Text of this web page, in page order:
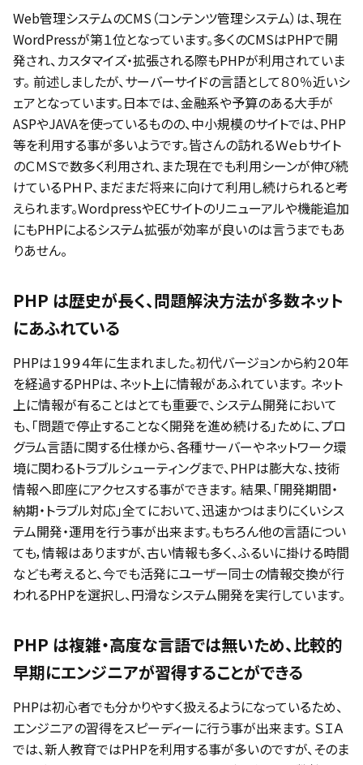
Web管理システムのCMS（コンテンツ管理システム）は、現在
WordPressが第１位となっています。多くのCMSはPHPで開
発され、カスタマイズ・拡張される際もPHPが利用されていま
す。 前述しましたが、サーバーサイドの言語として８０％近いシ
ェアとなっています。日本では、金融系や予算のある大手が
ASPやJAVAを使っているものの、中小規模のサイトでは、PHP
等を利用する事が多いようです。皆さんの訪れるＷｅｂサイト
のＣＭＳで数多く利用され、また現在でも利用シーンが伸び続
けているＰＨＰ、まだまだ将来に向けて利用し続けられると考
えられます。WordpressやECサイトのリニューアルや機能追加
にもPHPによるシステム拡張が効率が良いのは言うまでもあ
りあせん。
PHP は歴史が長く、問題解決方法が多数ネット
にあふれている
PHPは１９９４年に生まれました。初代バージョンから約２０年
を経過するPHPは、ネット上に情報があふれています。 ネット
上に情報が有ることはとても重要で、システム開発において
も、「問題で停止することなく開発を進め続ける」ために、プロ
グラム言語に関する仕様から、各種サーバーやネットワーク環
境に関わるトラブルシューティングまで、PHPは膨大な、技術
情報へ即座にアクセスする事ができます。 結果、「開発期間・
納期・トラブル対応」全てにおいて、迅速かつはまりにくいシス
テム開発・運用を行う事が出来ます。もちろん他の言語につい
ても，情報はありますが、古い情報も多く、ふるいに掛ける時間
なども考えると、今でも活発にユーザー同士の情報交換が行
われるPHPを選択し、円滑なシステム開発を実行しています。
PHP は複雑・高度な言語では無いため、比較的
早期にエンジニアが習得することができる
PHPは初心者でも分かりやすく扱えるようになっているため、
エンジニアの習得をスピーディーに行う事が出来ます。 ＳＩＡ
では、新人教育ではPHPを利用する事が多いのですが、そのま